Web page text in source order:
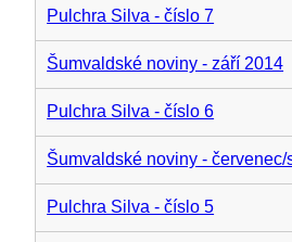
Pulchra Silva - číslo 7
Šumvaldské noviny - září 2014
Pulchra Silva - číslo 6
Šumvaldské noviny - červenec/
Pulchra Silva - číslo 5